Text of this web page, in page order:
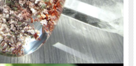
入 バイヤー厳選 プレゼント ギフト メンズ レデ
メイド サイズ直し コムローズ comrose